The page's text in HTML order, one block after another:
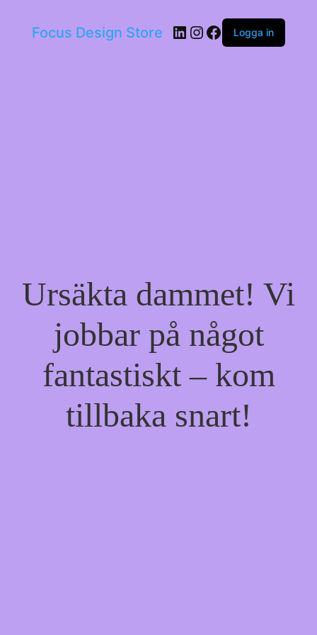
Focus Design Store LinkedIn
Instagram
Facebook
Logga in
Ursäkta dammet! Vi
jobbar på något
fantastiskt – kom
tillbaka snart!